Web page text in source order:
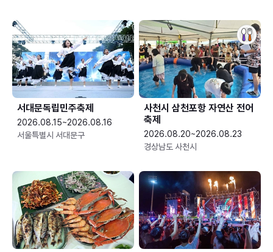
서대문독립민주축제
2026.08.15~2026.08.16
서울특별시 서대문구
사천시 삼천포항 자연산 전어
축제
2026.08.20~2026.08.23
경상남도 사천시